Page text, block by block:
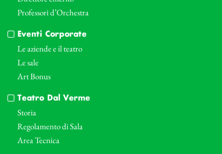
Professori d’Orchestra
Eventi Corporate
Le aziende e il teatro
Le sale
Art Bonus
Teatro Dal Verme
Storia
Regolamento di Sala
Area Tecnica